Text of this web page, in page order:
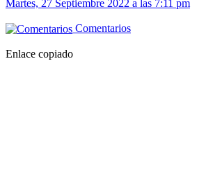
Martes, 27 Septiembre 2022 a las 7:11 pm
Comentarios
Enlace copiado